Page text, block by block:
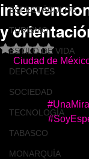
ESPECTÁCULOS
TURISMO
ESTILO DE VIDA
DEPORTES
SOCIEDAD
TECNOLOGÍA
TABASCO
MONARQUÍA
y
Obtuvo NaN de
Ciudad de